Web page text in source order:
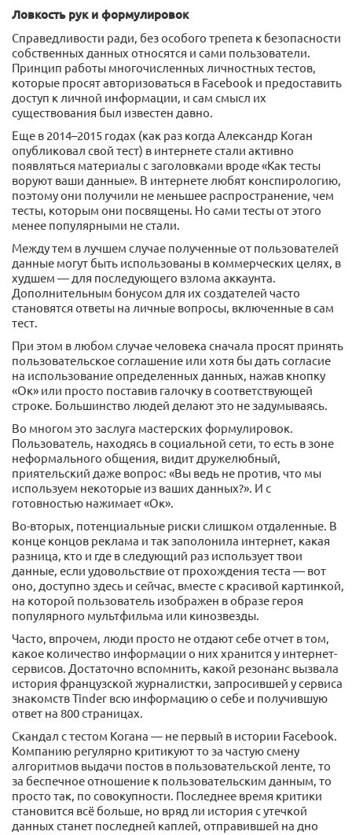
Ловкость рук и формулировок
Справедливости ради, без особого трепета к безопасности
собственных данных относятся и сами пользователи.
Принцип работы многочисленных личностных тестов,
которые просят авторизоваться в Facebook и предоставить
доступ к личной информации, и сам смысл их
существования был известен давно.
Еще в 2014–2015 годах (как раз когда Александр Коган
опубликовал свой тест) в интернете стали активно
появляться материалы с заголовками вроде «Как тесты
воруют ваши данные». В интернете любят конспирологию,
поэтому они получили не меньшее распространение, чем
тесты, которым они посвящены. Но сами тесты от этого
менее популярными не стали.
Между тем в лучшем случае полученные от пользователей
данные могут быть использованы в коммерческих целях, в
худшем — для последующего взлома аккаунта.
Дополнительным бонусом для их создателей часто
становятся ответы на личные вопросы, включенные в сам
тест.
При этом в любом случае человека сначала просят принять
пользовательское соглашение или хотя бы дать согласие
на использование определенных данных, нажав кнопку
«Ок» или просто поставив галочку в соответствующей
строке. Большинство людей делают это не задумываясь.
Во многом это заслуга мастерских формулировок.
Пользователь, находясь в социальной сети, то есть в зоне
неформального общения, видит дружелюбный,
приятельский даже вопрос: «Вы ведь не против, что мы
используем некоторые из ваших данных?». И с
готовностью нажимает «Ок».
Во-вторых, потенциальные риски слишком отдаленные. В
конце концов реклама и так заполонила интернет, какая
разница, кто и где в следующий раз использует твои
данные, если удовольствие от прохождения теста — вот
оно, доступно здесь и сейчас, вместе с красивой картинкой,
на которой пользователь изображен в образе героя
популярного мультфильма или кинозвезды.
Часто, впрочем, люди просто не отдают себе отчет в том,
какое количество информации о них хранится у интернет-
сервисов. Достаточно вспомнить, какой резонанс вызвала
история французской журналистки, запросившей у сервиса
знакомств Tinder всю информацию о себе и получившую
ответ на 800 страницах.
Скандал с тестом Когана — не первый в истории Facebook.
Компанию регулярно критикуют то за частую смену
алгоритмов выдачи постов в пользовательской ленте, то
за беспечное отношение к пользовательским данным, то
просто так, по совокупности. Последнее время критики
становится всё больше, но вряд ли история с утечкой
данных станет последней каплей, отправившей на дно